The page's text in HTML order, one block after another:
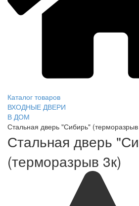
Каталог товаров
ВХОДНЫЕ ДВЕРИ
В ДОМ
Стальная дверь "Сибирь" (терморазрыв
Стальная дверь
(терморазрыв 3к)